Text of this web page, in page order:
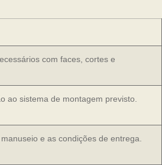
com faces, cortes e
ao sistema de montagem previsto.
e as condições de entrega.